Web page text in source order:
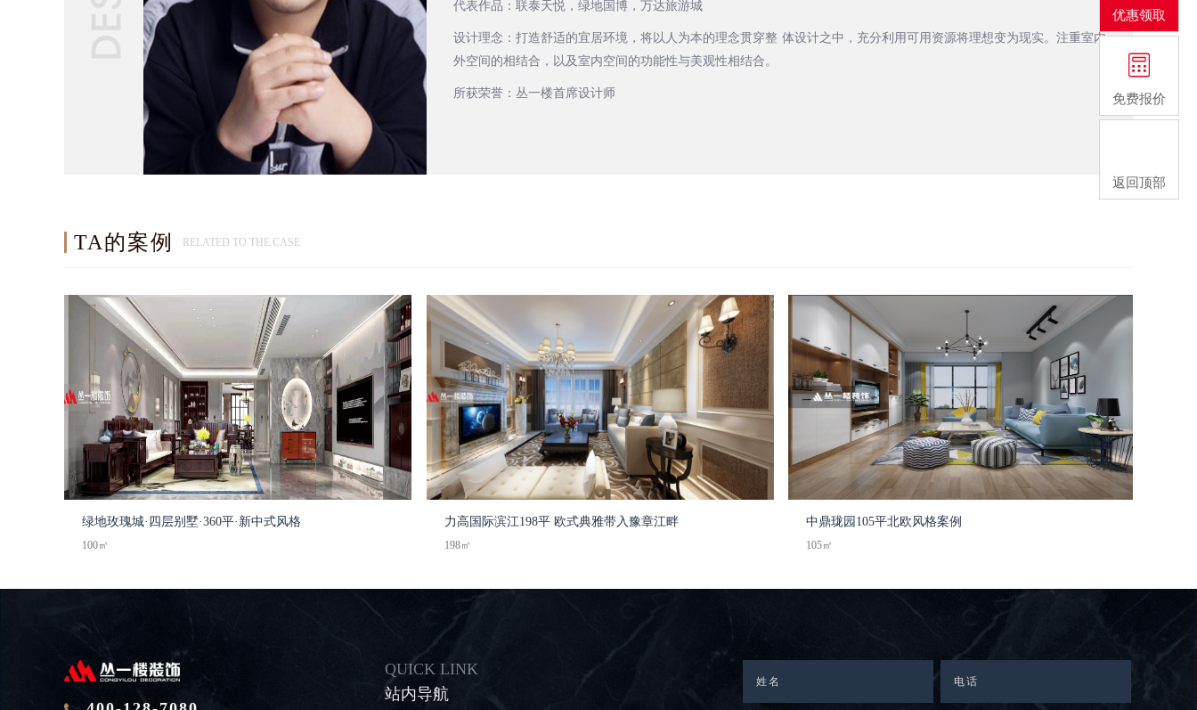
代表作品：联泰天悦，绿地国博，万达旅游城
设计理念：打造舒适的宜居环境，将以人为本的理念贯穿整 体设计之中，充分利用可用资源将理想变为现实。注重室内
外空间的相结合，以及室内空间的功能性与美观性相结合。
所获荣誉：丛一楼首席设计师
TA的案例 RELATED TO THE CASE
绿地玫瑰城·四层别墅·360平·新中式风格
100㎡
力高国际滨江198平 欧式典雅带入豫章江畔
198㎡
中鼎珑园105平北欧风格案例
105㎡
QUICK LINK
站内导航
优惠领取
免费报价
返回顶部